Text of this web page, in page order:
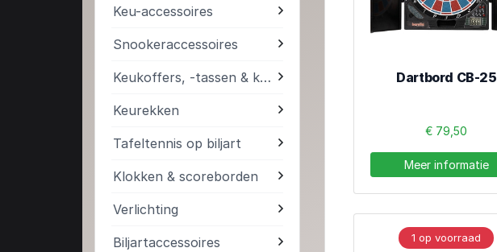
Keu-accessoires
Snookeraccessoires
Keukoffers, -tassen & kokers
Keurekken
Tafeltennis op biljart
Klokken & scoreborden
Verlichting
Biljartaccessoires
Dartbord CB-25
€ 79,50
Meer informatie
1 op voorraad